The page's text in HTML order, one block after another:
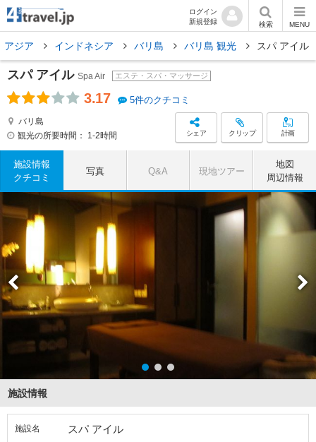
ログイン
新規登録
検索 MENU
アジア インドネシア バリ島 バリ島 観光 スパ アイル
スパ アイル Spa Air エステ・スパ・マッサージ
3.17 5件のクチコミ
バリ島
観光の所要時間：
1-2時間 シェア クリップ 計画
施設情報
クチコミ
写真 Q&A 現地ツアー
地図
周辺情報
施設情報
施設名 スパ アイル